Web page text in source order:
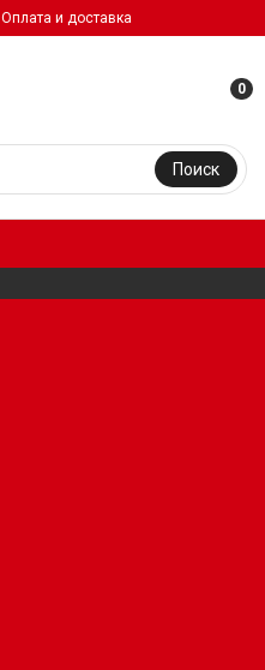
Оплата и доставка
Поиск
0